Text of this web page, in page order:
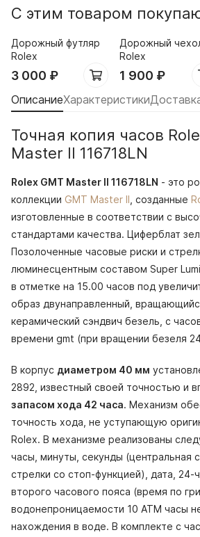
С этим товаром
Дорожный футляр
Rolex
3 000 ₽
Дорожный
Rolex
1 900 ₽
ОписаниеХарактеристики
Точная копия часов
Master II 116718LN
Rolex GMT Master II 116718LN - это
коллекции GMT Master II , созданные
изготовленные в соответствии с
стандартами качества. Циферблат
Позолоченные часовые риски и
люминесцентным составом Super
в отметке на 15.00 часов под
образ двунаправленный,
керамический сэндвич безель, с
времени gmt (при вращении безеля
В корпус диаметром 40 мм
2892, известный своей точностью и
запасом хода 42 часа. Механизм
точность хода, не уступающую
Rolex. В механизме реализованы
часы, минуты, секунды (центральная
стрелки со стоп-функцией), дата, 24-
второго часового пояса (время по
водонепроницаемости 10 АТМ часы
нахождения в воде. В комплекте с